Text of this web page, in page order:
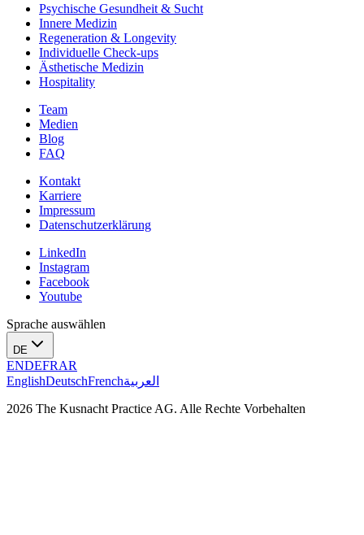
Psychische Gesundheit & Sucht
Innere Medizin
Regeneration & Longevity
Individuelle Check-ups
Ästhetische Medizin
Hospitality
Team
Medien
Blog
FAQ
Kontakt
Karriere
Impressum
Datenschutzerklärung
LinkedIn
Instagram
Facebook
Youtube
Sprache auswählen
DE
ENDEFRAR
EnglishDeutschFrenchالعربية
2026 The Kusnacht Practice AG. Alle Rechte Vorbehalten